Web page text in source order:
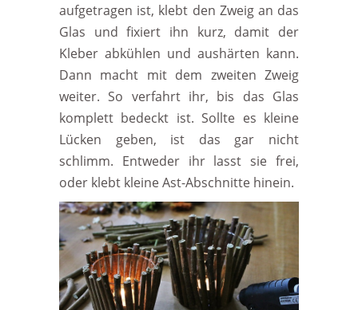
aufgetragen ist, klebt den Zweig an das
Glas und fixiert ihn kurz, damit der
Kleber abkühlen und aushärten kann.
Dann macht mit dem zweiten Zweig
weiter. So verfahrt ihr, bis das Glas
komplett bedeckt ist. Sollte es kleine
Lücken geben, ist das gar nicht
schlimm. Entweder ihr lasst sie frei,
oder klebt kleine Ast-Abschnitte hinein.